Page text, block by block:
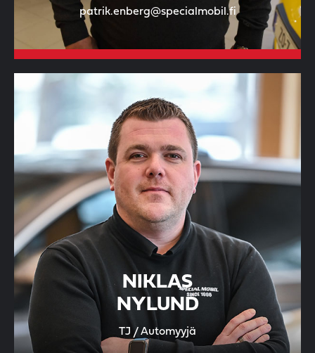
patrik.enberg@specialmobil.fi
NIKLAS
NYLUND
TJ / Automyyjä